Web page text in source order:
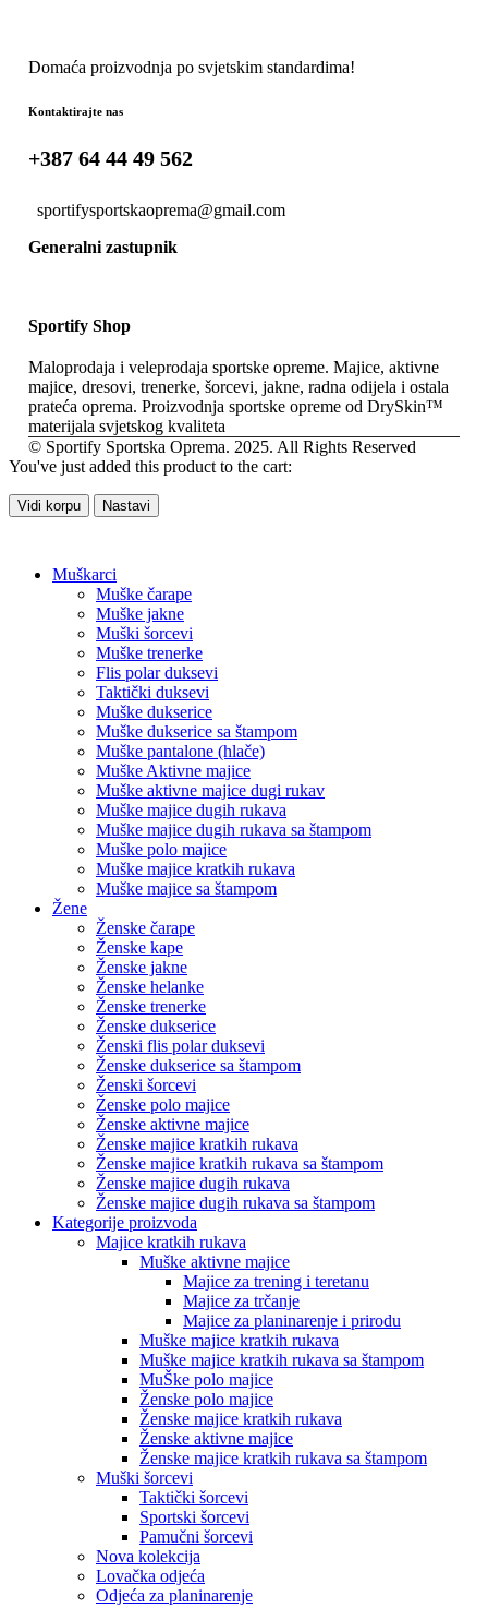
Domaća proizvodnja po svjetskim standardima!
Kontaktirajte nas
+387 64 44 49 562
sportifysportskaoprema@gmail.com
Generalni zastupnik
Sportify Shop
Maloprodaja i veleprodaja sportske opreme. Majice, aktivne
majice, dresovi, trenerke, šorcevi, jakne, radna odijela i ostala
prateća oprema. Proizvodnja sportske opreme od DrySkin™
materijala svjetskog kvaliteta
© Sportify Sportska Oprema. 2025. All Rights Reserved
You've just added this product to the cart:
Vidi korpu Nastavi
Muškarci
Muške čarape
Muške jakne
Muški šorcevi
Muške trenerke
Flis polar duksevi
Taktički duksevi
Muške dukserice
Muške dukserice sa štampom
Muške pantalone (hlače)
Muške Aktivne majice
Muške aktivne majice dugi rukav
Muške majice dugih rukava
Muške majice dugih rukava sa štampom
Muške polo majice
Muške majice kratkih rukava
Muške majice sa štampom
Žene
Ženske čarape
Ženske kape
Ženske jakne
Ženske helanke
Ženske trenerke
Ženske dukserice
Ženski flis polar duksevi
Ženske dukserice sa štampom
Ženski šorcevi
Ženske polo majice
Ženske aktivne majice
Ženske majice kratkih rukava
Ženske majice kratkih rukava sa štampom
Ženske majice dugih rukava
Ženske majice dugih rukava sa štampom
Kategorije proizvoda
Majice kratkih rukava
Muške aktivne majice
Majice za trening i teretanu
Majice za trčanje
Majice za planinarenje i prirodu
Muške majice kratkih rukava
Muške majice kratkih rukava sa štampom
MuŠke polo majice
Ženske polo majice
Ženske majice kratkih rukava
Ženske aktivne majice
Ženske majice kratkih rukava sa štampom
Muški šorcevi
Taktički šorcevi
Sportski šorcevi
Pamučni šorcevi
Nova kolekcija
Lovačka odjeća
Odjeća za planinarenje